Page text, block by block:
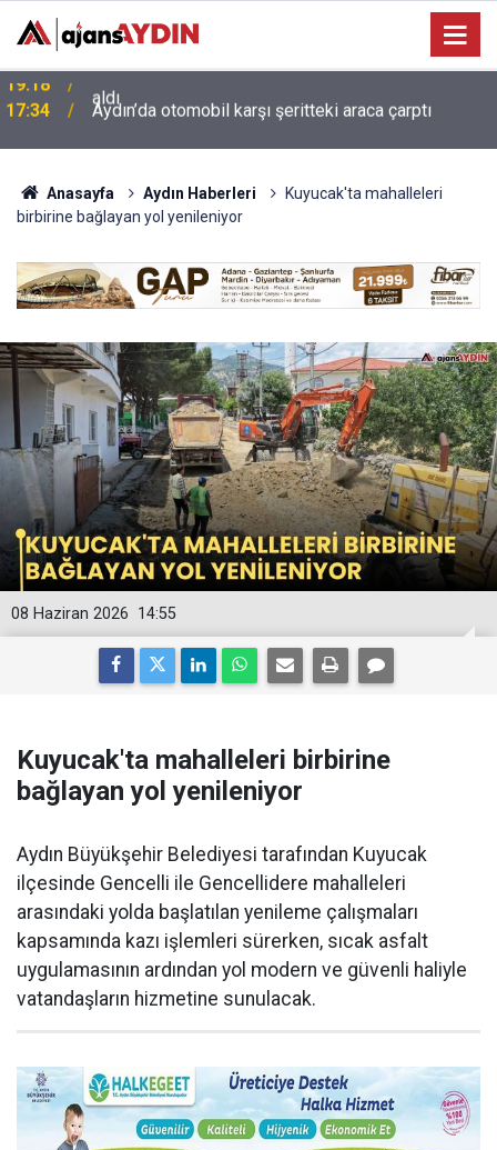
17:34 Aydın’da otomobil karşı şeritteki araca çarptı
Anasayfa Aydın Haberleri
Kuyucak'ta mahalleleri
birbirine bağlayan yol yenileniyor
14:55
08 Haziran 2026
Kuyucak'ta mahalleleri birbirine
bağlayan yol yenileniyor
Aydın Büyükşehir Belediyesi tarafından Kuyucak
ilçesinde Gencelli ile Gencellidere mahalleleri
arasındaki yolda başlatılan yenileme çalışmaları
kapsamında kazı işlemleri sürerken, sıcak asfalt
uygulamasının ardından yol modern ve güvenli haliyle
vatandaşların hizmetine sunulacak.